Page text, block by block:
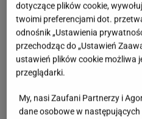
dotyczące plików cookie,
twoimi preferencjami dot.
odnośnik „Ustawienia
przechodząc do „Ustawień
ustawień plików cookie możliwa
przeglądarki.
My, nasi Zaufani Partnerzy i
dane osobowe w następujących